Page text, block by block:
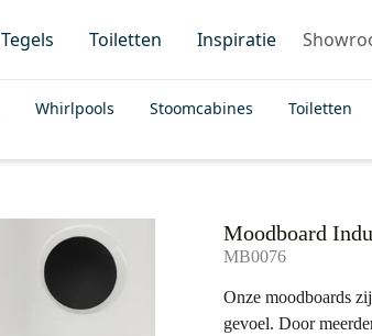
Tegels Toiletten Inspiratie
Whirlpools Stoomcabines Toiletten
Moodboard
MB0076
Onze moodboards
gevoel. Door